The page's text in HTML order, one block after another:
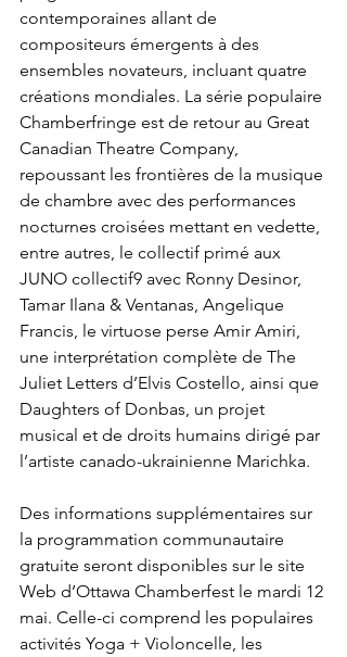
contemporaines allant de
compositeurs émergents à des
ensembles novateurs, incluant quatre
créations mondiales. La série populaire
Chamberfringe est de retour au Great
Canadian Theatre Company,
repoussant les frontières de la musique
de chambre avec des performances
nocturnes croisées mettant en vedette,
entre autres, le collectif primé aux
JUNO collectif9 avec Ronny Desinor,
Tamar Ilana & Ventanas, Angelique
Francis, le virtuose perse Amir Amiri,
une interprétation complète de The
Juliet Letters d’Elvis Costello, ainsi que
Daughters of Donbas, un projet
musical et de droits humains dirigé par
l’artiste canado-ukrainienne Marichka.
Des informations supplémentaires sur
la programmation communautaire
gratuite seront disponibles sur le site
Web d’Ottawa Chamberfest le mardi 12
mai. Celle-ci comprend les populaires
activités Yoga + Violoncelle, les